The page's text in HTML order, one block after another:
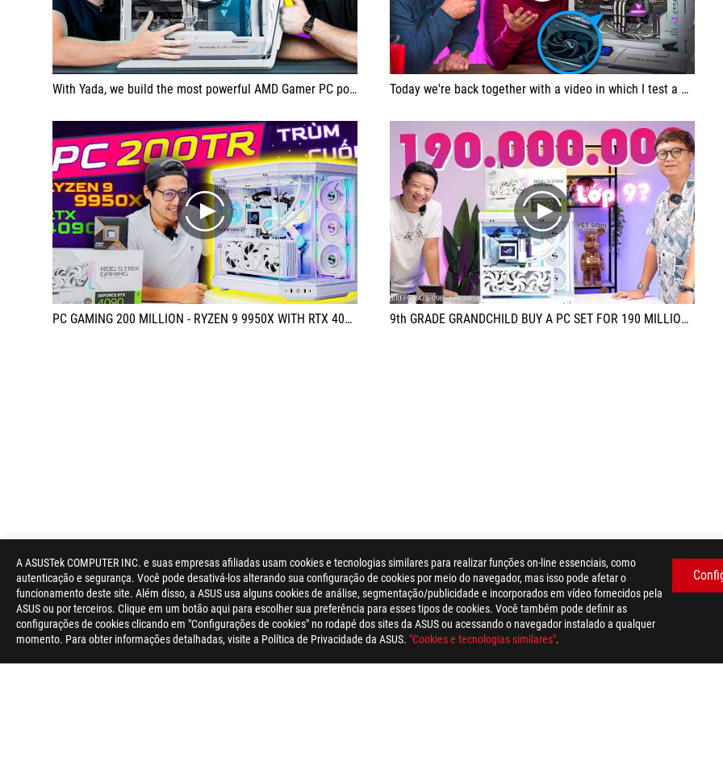
A ASUSTek COMPUTER INC. e suas empresas afiliadas usam cookies e tecnologias similares para realizar funções on-line essenciais, como
autenticação e segurança. Você pode desativá-los alterando sua configuração de cookies por meio do navegador, mas isso pode afetar o
funcionamento deste site. Além disso, a ASUS usa alguns cookies de análise, segmentação/publicidade e incorporados em vídeo fornecidos pela
ASUS ou por terceiros. Clique em um botão aqui para escolher sua preferência para esses tipos de cookies. Você também pode definir as
configurações de cookies clicando em "Configurações de cookies" no rodapé dos sites da ASUS ou acessando o navegador instalado a qualquer
momento. Para obter informações detalhadas, visite a Política de Privacidade da ASUS. "Cookies e tecnologias similares".
With Yada, we build the most powerful AMD Gamer PC possible… Today we're back together with a video in which I test a €4,000 Gamer PC equipped with a 7800x3D and an RX 7900 XTX!
play
PC GAMING 200 MILLION - RYZEN 9 9950X WITH RTX 4090!!!!
play
9th GRADE GRANDCHILD BUY A PC SET FOR 190 MILLION AT TTGSHOP!!! I'M SO "SUFFERED" WITH MY DAD!!!